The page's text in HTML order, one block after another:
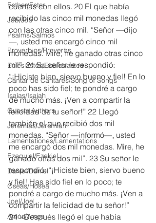
Esther/Ester
Job/Job
Psalms/Salmos
Proverbios/Proverbs
Eclesiastés/Ecclesiastes
Cantar de Cantares/Song of Songs
Isaías/Isaiah
Guests Authors
Jeremias/Jeremiah
Lamentationes/Lamentations
Ezequiel/Ezekiel
Daniel/Daniel
Oseas/Hosea
Joel/Joel
Amós/Amos
cuentas con ellos. 20 El que había
recibido las cinco mil monedas llegó
con las otras cinco mil. “Señor —dijo
—, usted me encargó cinco mil
monedas. Mire, he ganado otras cinco
mil”. 21 Su señor le respondió:
“¡Hiciste bien, siervo bueno y fiel! En lo
poco has sido fiel; te pondré a cargo
de mucho más. ¡Ven a compartir la
felicidad de tu señor!” 22 Llegó
también el que recibió dos mil
monedas. “Señor —informó—, usted
me encargó dos mil monedas. Mire, he
ganado otras dos mil”. 23 Su señor le
respondió: “¡Hiciste bien, siervo bueno
y fiel! Has sido fiel en lo poco; te
pondré a cargo de mucho más. ¡Ven a
compartir la felicidad de tu señor!”
24 »Después llegó el que había